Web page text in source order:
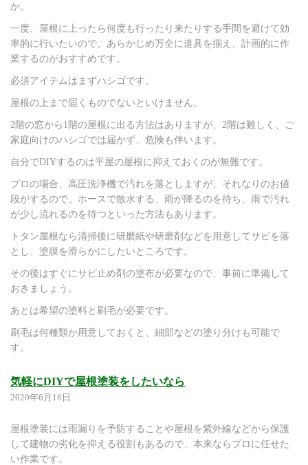
か。
一度、屋根に上ったら何度も行ったり来たりする手間を避けて効
率的に行いたいので、あらかじめ万全に道具を揃え、計画的に作
業するのがおすすめです。
必須アイテムはまずハシゴです。
屋根の上まで届くものでないといけません。
2階の窓から1階の屋根に出る方法はありますが、2階は難しく、ご
家庭向けのハシゴでは届かず、危険も伴います。
自分でDIYするのは平屋の屋根に抑えておくのが無難です。
プロの場合、高圧洗浄機で汚れを落としますが、それなりのお値
段がするので、ホースで散水する、雨が降るのを待ち、雨で汚れ
が少し流れるのを待つといった方法もあります。
トタン屋根なら清掃後に研磨紙や研磨剤などを用意してサビを落
とし、塗膜を滑らかにしたいところです。
その後はすぐにサビ止め剤の塗布が必要なので、事前に準備して
おきましょう。
あとは希望の塗料と刷毛が必要です。
刷毛は何種類か用意しておくと、細部などの塗り分けも可能で
す。
気軽にDIYで屋根塗装をしたいなら
2020年6月16日
屋根塗装には雨漏りを予防することや屋根を紫外線などから保護
して建物の劣化を抑える役割もあるので、本来ならプロに任せた
い作業です。